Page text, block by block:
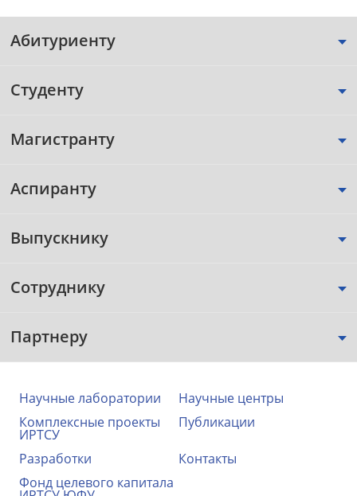
Абитуриенту
Студенту
Магистранту
Аспиранту
Выпускнику
Сотруднику
Партнеру
Научные лаборатории
Научные центры
Комплексные проекты
ИРТСУ
Публикации
Разработки
Контакты
Фонд целевого капитала